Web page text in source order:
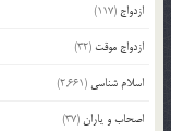
ازدواج (117)
ازدواج موقت (32)
اسلام شناسی (2,661)
اصحاب و یاران(37)